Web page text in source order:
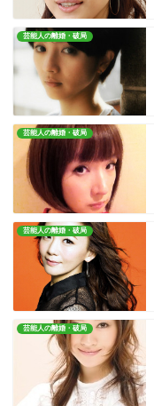
芸能人の離婚・破局
芸能人の離婚・破局
芸能人の離婚・破局
芸能人の離婚・破局